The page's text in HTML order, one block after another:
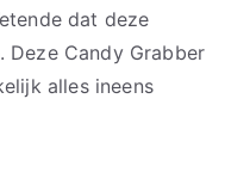
dat deze
Candy Grabber
alles ineens